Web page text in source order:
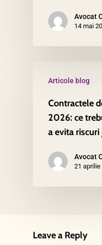
Avocat
14 mai
Articole blog
Contractele
2026: ce
a evita
Avocat
21 aprilie
Leave a Reply